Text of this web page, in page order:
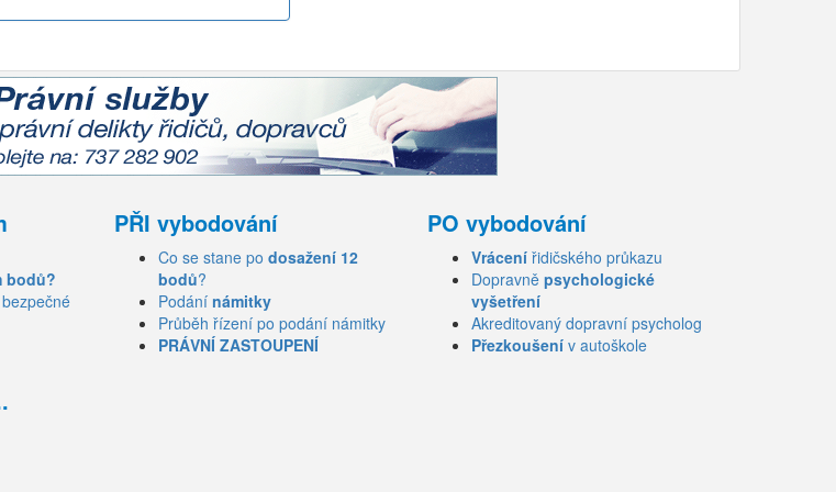
bodů?
PŘI vybodování
Co se stane po dosažení 12
bodů?
Podání námitky
Průběh řízení po podání námitky
PRÁVNÍ ZASTOUPENÍ
PO vybodování
Vrácení řidičského průkazu
Dopravně psychologické
vyšetření
Akreditovaný dopravní psycholog
Přezkoušení v autoškole